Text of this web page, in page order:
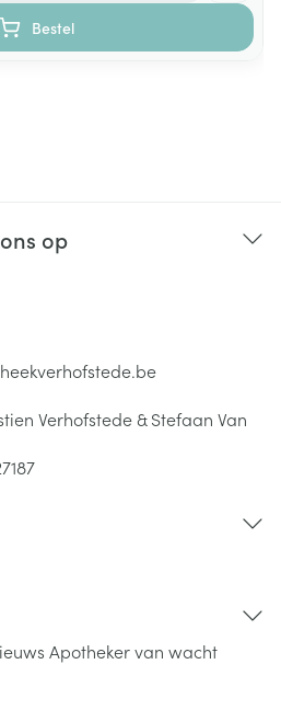
Bestel
op
Verhofstede & Stefaan Van
Apotheker van wacht